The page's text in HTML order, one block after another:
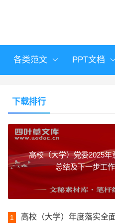
各类范文 PPT文档
下载排行
高校（大学）党委2025年
总结及下一步工
1 高校（大学）年度落实全面从严治